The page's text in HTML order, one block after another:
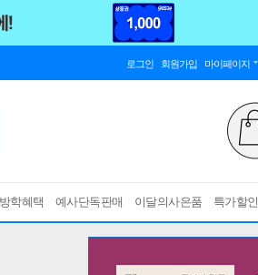
로그인 회원가입 마이페이지
학혜택 예사단독판매 이달의사은품 특가할인